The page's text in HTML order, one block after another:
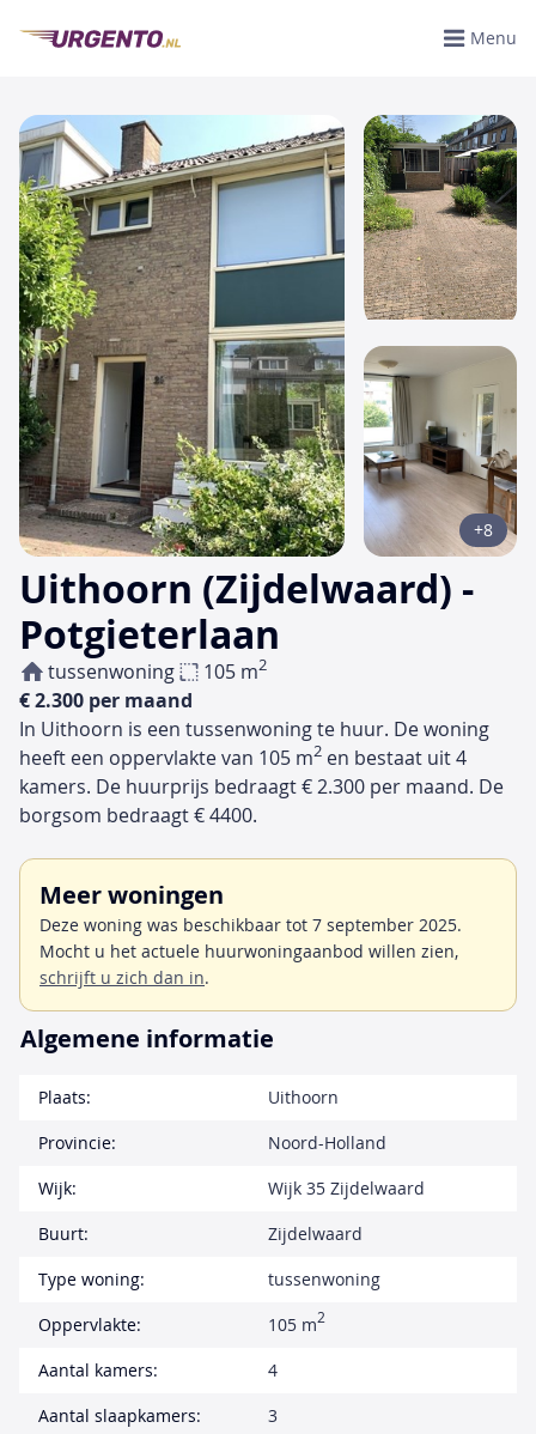
Menu
Uithoorn (Zijdelwaard) -
Potgieterlaan
tussenwoning 105 m2
€ 2.300 per maand
+8
In Uithoorn is een tussenwoning te huur. De woning
heeft een oppervlakte van 105 m2 en bestaat uit 4
kamers. De huurprijs bedraagt € 2.300 per maand. De
borgsom bedraagt € 4400.
Meer woningen
Deze woning was beschikbaar tot 7 september 2025.
Mocht u het actuele huurwoningaanbod willen zien,
schrijft u zich dan in.
Algemene informatie
Plaats:
Uithoorn
Provincie:
Noord-Holland
Wijk:
Wijk 35 Zijdelwaard
Buurt:
Zijdelwaard
Type woning:
tussenwoning
Oppervlakte:
105 m2
Aantal kamers:
4
Aantal slaapkamers:
3